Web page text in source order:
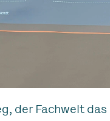
der Fachwelt das